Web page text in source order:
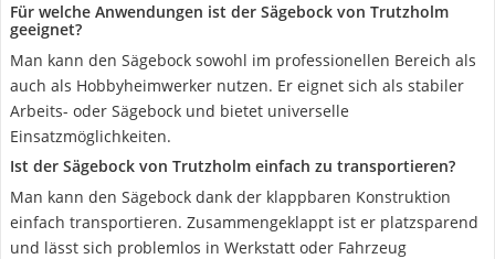
Für welche Anwendungen ist der Sägebock von Trutzholm
geeignet?
Man kann den Sägebock sowohl im professionellen Bereich als
auch als Hobbyheimwerker nutzen. Er eignet sich als stabiler
Arbeits- oder Sägebock und bietet universelle
Einsatzmöglichkeiten.
Ist der Sägebock von Trutzholm einfach zu transportieren?
Man kann den Sägebock dank der klappbaren Konstruktion
einfach transportieren. Zusammengeklappt ist er platzsparend
und lässt sich problemlos in Werkstatt oder Fahrzeug